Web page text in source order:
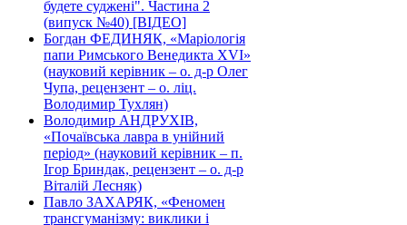
будете суджені". Частина 2
(випуск №40) [ВІДЕО]
Богдан ФЕДИНЯК, «Маріологія
папи Римського Венедикта XVI»
(науковий керівник – о. д-р Олег
Чупа, рецензент – о. ліц.
Володимир Тухлян)
Володимир АНДРУХІВ,
«Почаївська лавра в унійний
період» (науковий керівник – п.
Ігор Бриндак, рецензент – о. д-р
Віталій Лесняк)
Павло ЗАХАРЯК, «Феномен
трансгуманізму: виклики і